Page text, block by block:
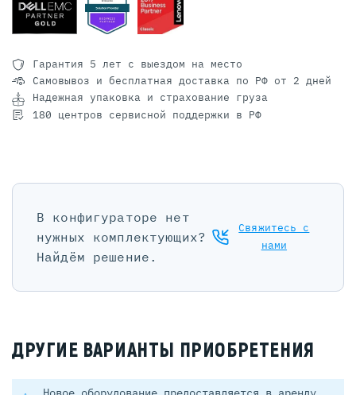
Гарантия 5 лет с выездом на место
Самовывоз и бесплатная доставка по РФ от 2 дней
Надежная упаковка и страхование груза
180 центров сервисной поддержки в РФ
В конфигураторе нет
нужных комплектующих?
Найдём решение.
Свяжитесь с
нами
ДРУГИЕ ВАРИАНТЫ ПРИОБРЕТЕНИЯ